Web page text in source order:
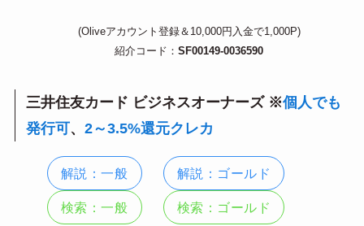
(Oliveアカウント登録＆10,000円入金で1,000P)
紹介コード：SF00149-0036590
三井住友カード ビジネスオーナーズ ※個人でも
発行可、2～3.5%還元クレカ
解説：一般 解説：ゴールド
検索：一般 検索：ゴールド